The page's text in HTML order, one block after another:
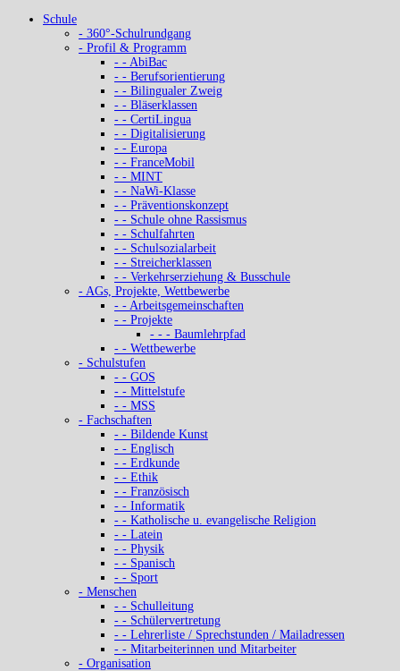
Schule
- 360°-Schulrundgang
- Profil & Programm
- - AbiBac
- - Berufsorientierung
- - Bilingualer Zweig
- - Bläserklassen
- - CertiLingua
- - Digitalisierung
- - Europa
- - FranceMobil
- - MINT
- - NaWi-Klasse
- - Präventionskonzept
- - Schule ohne Rassismus
- - Schulfahrten
- - Schulsozialarbeit
- - Streicherklassen
- - Verkehrserziehung & Busschule
- AGs, Projekte, Wettbewerbe
- - Arbeitsgemeinschaften
- - Projekte
- - - Baumlehrpfad
- - Wettbewerbe
- Schulstufen
- - GOS
- - Mittelstufe
- - MSS
- Fachschaften
- - Bildende Kunst
- - Englisch
- - Erdkunde
- - Ethik
- - Französisch
- - Informatik
- - Katholische u. evangelische Religion
- - Latein
- - Physik
- - Spanisch
- - Sport
- Menschen
- - Schulleitung
- - Schülervertretung
- - Lehrerliste / Sprechstunden / Mailadressen
- - Mitarbeiterinnen und Mitarbeiter
- Organisation